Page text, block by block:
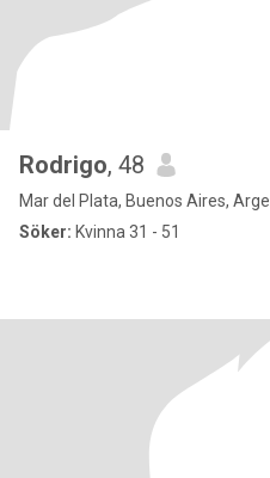
Rodrigo, 48
Mar del Plata, Buenos Aires,
Söker: Kvinna 31 - 51